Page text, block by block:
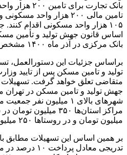
بانک تجارت
تامین مالی ۲۰۰ هزار
۱۰۵ هزار واحد مسکونی اقدام
اساس قانون جهش تولید و تأمین
بانک مرکزی در آذر ماه ۱۴۰۰ مشخص و ابلاغ شده است.
براساس جزئیات این
تولید و تامین مسکن پس از تایید
متقاضی تعلق خواهد گرفت.
میلیون تومان و در روستاها ۲۵۰ میلیون تومان است.
بر همین اساس این تسهیلات مطابق